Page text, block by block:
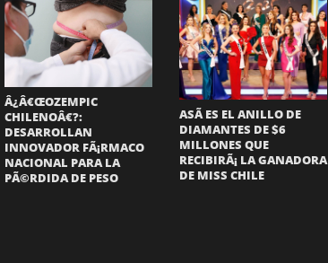
Â¿Â€ŒOZEMPIC
CHILENOÂ€?:
DESARROLLAN
INNOVADOR FÃ¡RMACO
NACIONAL PARA LA
PÃ©RDIDA DE PESO
ASÃ­ ES EL ANILLO DE
DIAMANTES DE $6
MILLONES QUE
RECIBIRÃ¡ LA GANADORA
DE MISS CHILE